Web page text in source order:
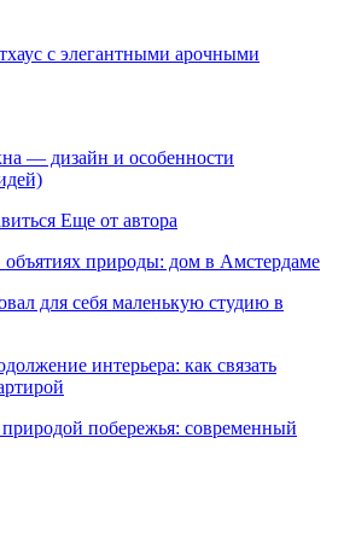
с элегантными арочными
— дизайн и особенности
Еще от автора
природы: дом в Амстердаме
для себя маленькую студию в
интерьера: как связать
побережья: современный